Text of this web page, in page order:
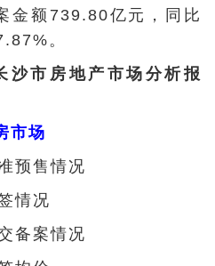
金额739.80亿元，同比
。
沙市房地产市场分析报
市场
预售情况
情况
备案情况